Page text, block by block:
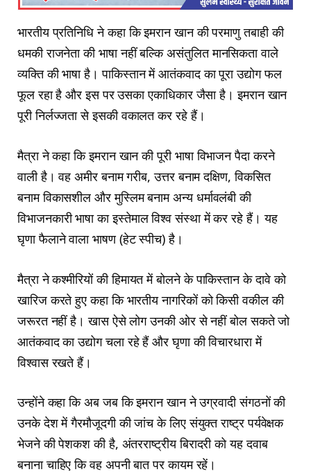
भारतीय प्रतिनिधि ने कहा कि इमरान खान की परमाणु तबाही की
धमकी राजनेता की भाषा नहीं बल्कि असंतुलित मानसिकता वाले
व्यक्ति की भाषा है। पाकिस्तान में आतंकवाद का पूरा उद्योग फल
फूल रहा है और इस पर उसका एकाधिकार जैसा है। इमरान खान
पूरी निर्लज्जता से इसकी वकालत कर रहे हैं।
मैत्रा ने कहा कि इमरान खान की पूरी भाषा विभाजन पैदा करने
वाली है। वह अमीर बनाम गरीब, उत्तर बनाम दक्षिण, विकसित
बनाम विकासशील और मुस्लिम बनाम अन्य धर्मावलंबी की
विभाजनकारी भाषा का इस्तेमाल विश्व संस्था में कर रहे हैं। यह
घृणा फैलाने वाला भाषण (हेट स्पीच) है।
मैत्रा ने कश्मीरियों की हिमायत में बोलने के पाकिस्तान के दावे को
खारिज करते हुए कहा कि भारतीय नागरिकों को किसी वकील की
जरूरत नहीं है। खास ऐसे लोग उनकी ओर से नहीं बोल सकते जो
आतंकवाद का उद्योग चला रहे हैं और घृणा की विचारधारा में
विश्वास रखते हैं।
उन्होंने कहा कि अब जब कि इमरान खान ने उग्रवादी संगठनों की
उनके देश में गैरमौजूदगी की जांच के लिए संयुक्त राष्ट्र पर्यवेक्षक
भेजने की पेशकश की है, अंतरराष्ट्रीय बिरादरी को यह दवाब
बनाना चाहिए कि वह अपनी बात पर कायम रहें।